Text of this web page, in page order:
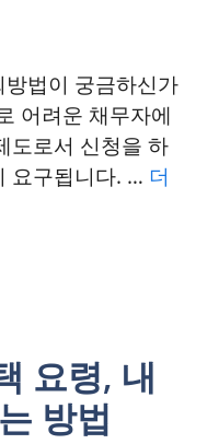
법이 궁금하신가
어려운 채무자에
도로서 신청을 하
요구됩니다. … 더
요령, 내
방법